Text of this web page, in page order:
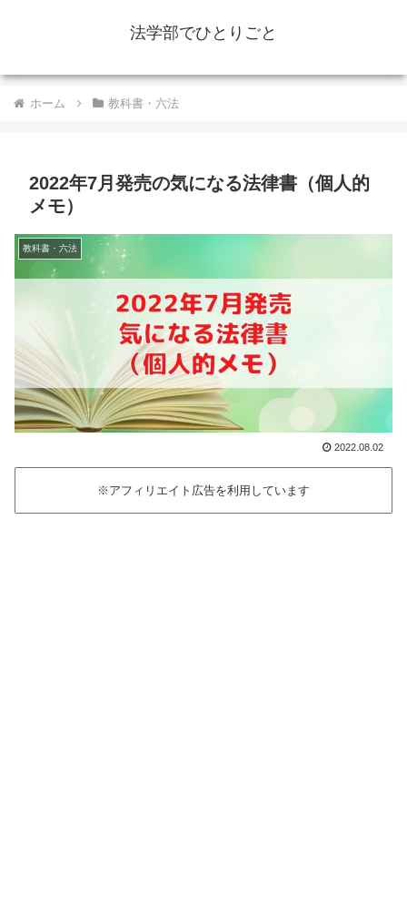
法学部でひとりごと
ホーム 教科書・六法
2022年7月発売の気になる法律書（個人的
メモ）
教科書・六法
2022.08.02
※アフィリエイト広告を利用しています